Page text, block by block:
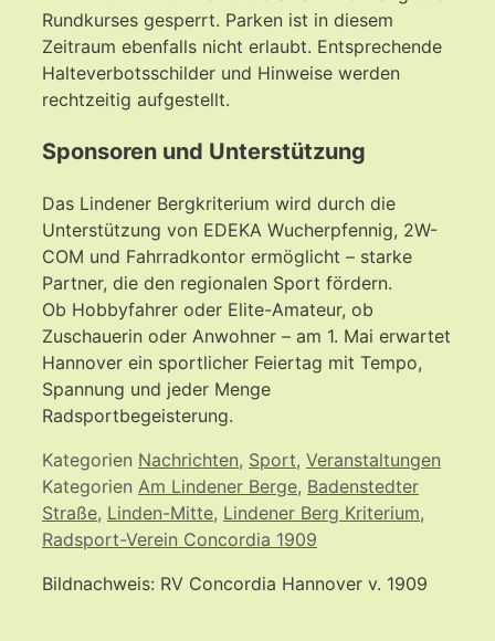
Rundkurses gesperrt. Parken ist in diesem
Zeitraum ebenfalls nicht erlaubt. Entsprechende
Halteverbotsschilder und Hinweise werden
rechtzeitig aufgestellt.
Sponsoren und Unterstützung
Das Lindener Bergkriterium wird durch die
Unterstützung von EDEKA Wucherpfennig, 2W-
COM und Fahrradkontor ermöglicht – starke
Partner, die den regionalen Sport fördern.
Ob Hobbyfahrer oder Elite-Amateur, ob
Zuschauerin oder Anwohner – am 1. Mai erwartet
Hannover ein sportlicher Feiertag mit Tempo,
Spannung und jeder Menge
Radsportbegeisterung.
Kategorien Nachrichten, Sport, Veranstaltungen
Kategorien Am Lindener Berge, Badenstedter
Straße, Linden-Mitte, Lindener Berg Kriterium,
Radsport-Verein Concordia 1909
Bildnachweis: RV Concordia Hannover v. 1909